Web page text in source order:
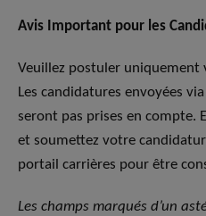
Avis Important pour les
Veuillez postuler uniquement
Les candidatures envoyées
seront pas prises en compte.
et soumettez votre
portail carrières pour être
Les champs marqués d’un